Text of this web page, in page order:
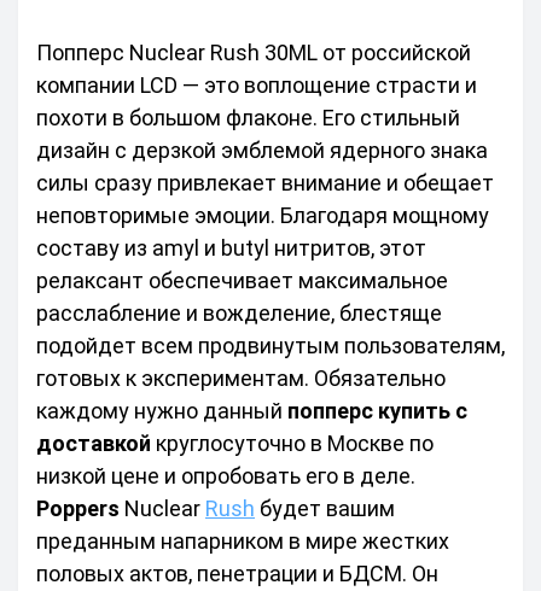
Попперс Nuclear Rush 30ML от российской
компании LCD — это воплощение страсти и
похоти в большом флаконе. Его стильный
дизайн с дерзкой эмблемой ядерного знака
силы сразу привлекает внимание и обещает
неповторимые эмоции. Благодаря мощному
составу из amyl и butyl нитритов, этот
релаксант обеспечивает максимальное
расслабление и вожделение, блестяще
подойдет всем продвинутым пользователям,
готовых к экспериментам. Обязательно
каждому нужно данный попперс купить с
доставкой круглосуточно в Москве по
низкой цене и опробовать его в деле.
Poppers Nuclear Rush будет вашим
преданным напарником в мире жестких
половых актов, пенетрации и БДСМ. Он